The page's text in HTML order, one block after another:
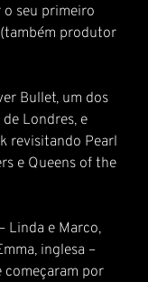
seu primeiro
produtor
Bullet, um dos
Londres, e
revisitando Pearl
e Queens of the
Linda e Marco,
inglesa –
começaram por